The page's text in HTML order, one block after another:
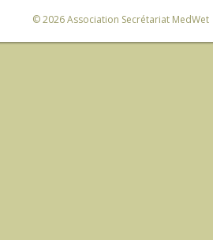
© 2026Association Secrétariat MedWet